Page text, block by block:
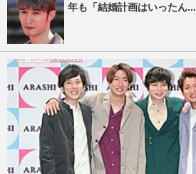
年も「結婚計画はいったん...